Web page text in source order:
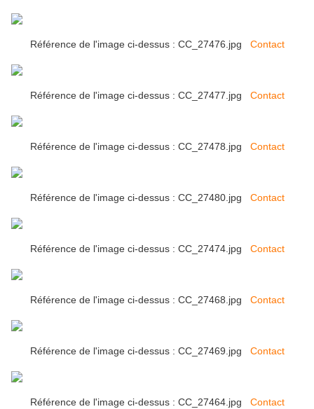
Référence de l'image ci-dessus : CC_27476.jpg Contact
Référence de l'image ci-dessus : CC_27477.jpg Contact
Référence de l'image ci-dessus : CC_27478.jpg Contact
Référence de l'image ci-dessus : CC_27480.jpg Contact
Référence de l'image ci-dessus : CC_27474.jpg Contact
Référence de l'image ci-dessus : CC_27468.jpg Contact
Référence de l'image ci-dessus : CC_27469.jpg Contact
Référence de l'image ci-dessus : CC_27464.jpg Contact